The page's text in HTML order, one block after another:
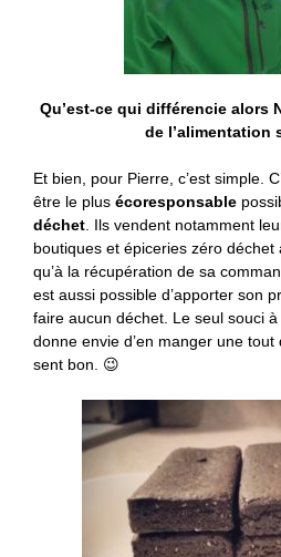
Qu’est-ce qui différencie alors
de l’alimentation
Et bien, pour Pierre, c’est simple.
être le plus écoresponsable
déchet . Ils vendent notamment
boutiques et épiceries zéro déchet
qu’à la récupération de sa
est aussi possible d’apporter son
faire aucun déchet. Le seul souci
donne envie d’en manger une
sent bon. 😉